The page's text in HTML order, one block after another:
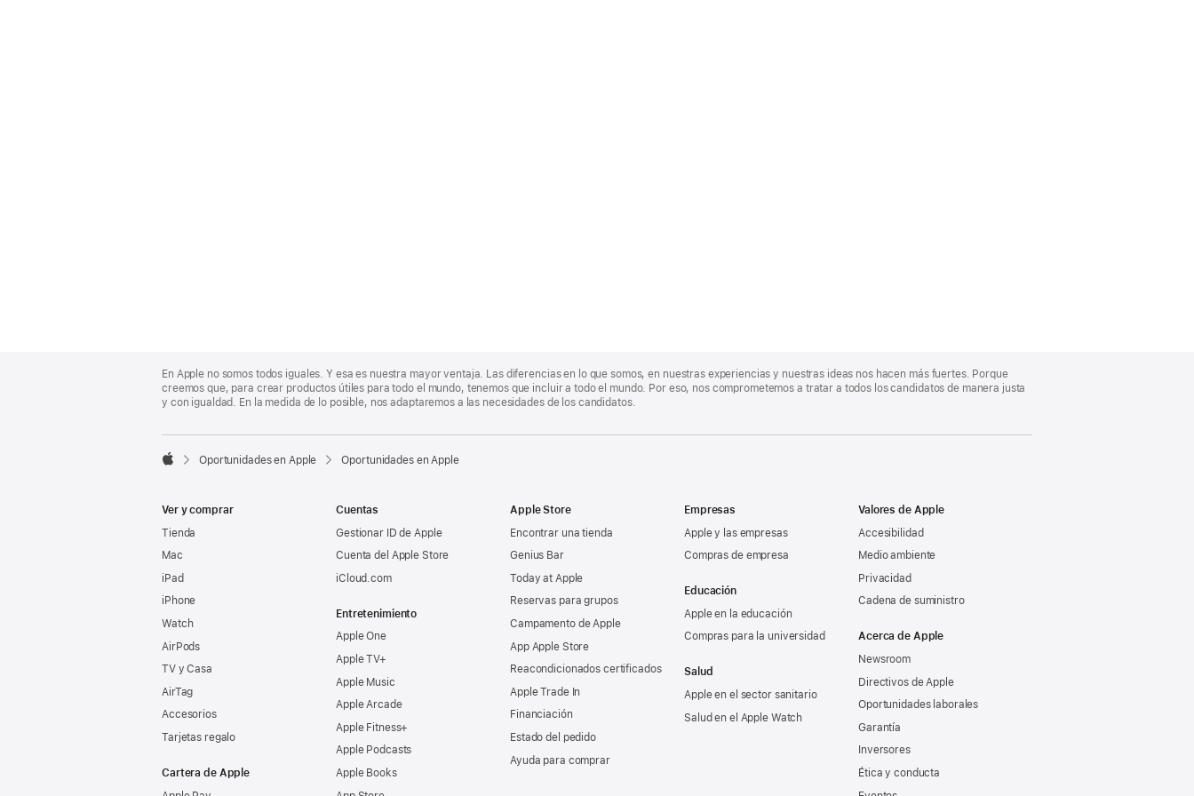
Footer
En Apple no somos todos iguales. Y esa es nuestra mayor ventaja. Las diferencias en lo que somos, en nuestras experiencias y nuestras ideas nos hacen más fuertes. Porque
creemos que, para crear productos útiles para todo el mundo, tenemos que incluir a todo el mundo. Por eso, nos comprometemos a tratar a todos los candidatos de manera justa
y con igualdad. En la medida de lo posible, nos adaptaremos a las necesidades de los candidatos.

Oportunidades en Apple Oportunidades en Apple
Ver y comprar
Tienda
Mac
iPad
iPhone
Watch
AirPods
TV y Casa
AirTag
Accesorios
Tarjetas regalo
Cartera de Apple
Cuentas
Gestionar ID de Apple
Cuenta del Apple Store
iCloud.com
Entretenimiento
Apple One
Apple TV+
Apple Music
Apple Arcade
Apple Fitness+
Apple Podcasts
Apple Books
Apple Store
Encontrar una tienda
Genius Bar
Today at Apple
Reservas para grupos
Campamento de Apple
App Apple Store
Reacondicionados certificados
Apple Trade In
Financiación
Estado del pedido
Ayuda para comprar
Empresas
Apple y las empresas
Compras de empresa
Educación
Apple en la educación
Compras para la universidad
Salud
Apple en el sector sanitario
Salud en el Apple Watch
Valores de Apple
Accesibilidad
Medio ambiente
Privacidad
Cadena de suministro
Acerca de Apple
Newsroom
Directivos de Apple
Oportunidades laborales
Garantía
Inversores
Ética y conducta